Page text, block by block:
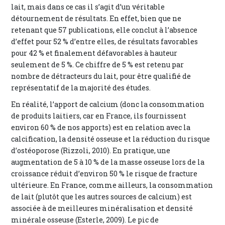
lait, mais dans ce cas il s’agit d’un véritable
détournement de résultats. En effet, bien que ne
retenant que 57 publications, elle conclut à l’absence
d’effet pour 52 % d’entre elles, de résultats favorables
pour 42 % et finalement défavorables à hauteur
seulement de 5 %. Ce chiffre de 5 % est retenu par
nombre de détracteurs du lait, pour être qualifié de
représentatif de la majorité des études.
En réalité, l’apport de calcium (donc la consommation
de produits laitiers, car en France, ils fournissent
environ 60 % de nos apports) est en relation avec la
calcification, la densité osseuse et la réduction du risque
d’ostéoporose (Rizzoli, 2010). En pratique, une
augmentation de 5 à 10 % de la masse osseuse lors de la
croissance réduit d’environ 50 % le risque de fracture
ultérieure. En France, comme ailleurs, la consommation
de lait (plutôt que les autres sources de calcium) est
associée à de meilleures minéralisation et densité
minérale osseuse (Esterle, 2009). Le pic de